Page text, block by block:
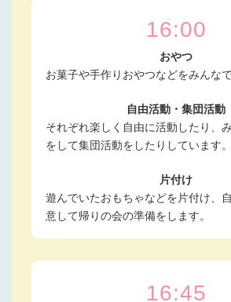
16:00
おやつ
お菓子や手作りおやつなどをみんなで
自由活動・集団活動
それぞれ楽しく自由に活動したり、
をして集団活動をしたりしています。
片付け
遊んでいたおもちゃなどを片付け、
意して帰りの会の準備をします。
16:45